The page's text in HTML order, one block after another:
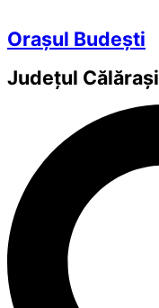
Orașul Budești
Județul Călărași